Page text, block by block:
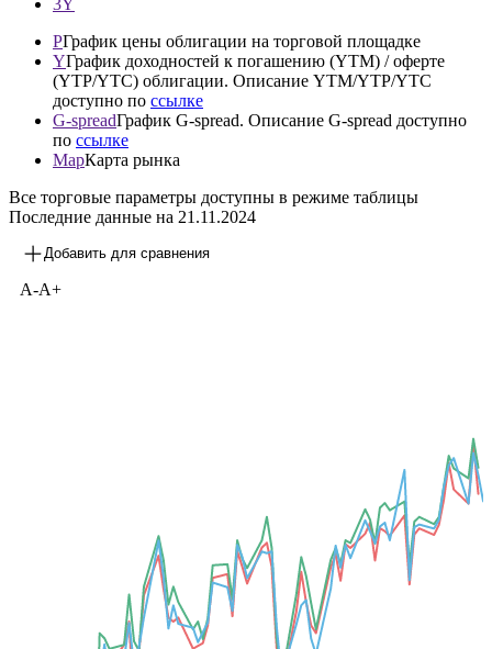
3Y
PГрафик цены облигации на торговой площадке
YГрафик доходностей к погашению (YTM) / оферте
(YTP/YTC) облигации. Описание YTM/YTP/YTC
доступно по ссылке
G-spreadГрафик G-spread. Описание G-spread доступно
по ссылке
MapКарта рынка
Все торговые параметры доступны в режиме таблицы
Последние данные на 21.11.2024
Добавить для сравнения